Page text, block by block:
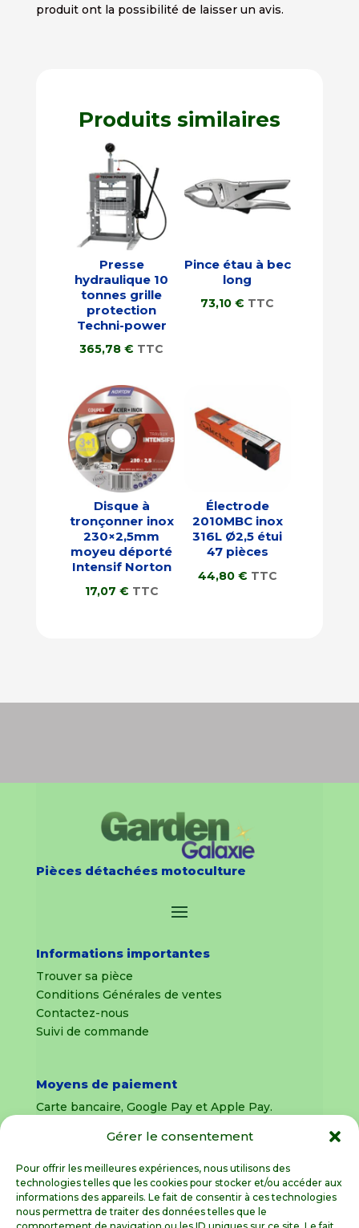
Gérer le consentement
Pour offrir les meilleures expériences, nous utilisons des
technologies telles que les cookies pour stocker et/ou accéder aux
informations des appareils. Le fait de consentir à ces technologies
nous permettra de traiter des données telles que le
produit ont la possibilité de laisser un avis.
Produits similaires
Presse
hydraulique 10
tonnes grille
protection
Techni-power
365,78€ TTC
Pince étau à bec
long
73,10€ TTC
Disque à
tronçonner inox
230×2,5mm
moyeu déporté
Intensif Norton
17,07 € TTC
Électrode
2010MBC inox
316L Ø2,5 étui
47 pièces
44,80 € TTC
Pièces détachées motoculture
Informations importantes
Trouver sa pièce
Conditions Générales de ventes
Contactez-nous
Suivi de commande
Moyens de paiement
Carte bancaire, Google Pay et Apple Pay.
uniquement
Livraison sous 8 jours pour les pièces
détachées